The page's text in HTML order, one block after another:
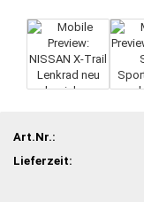
Art.Nr.:
Lieferzeit: